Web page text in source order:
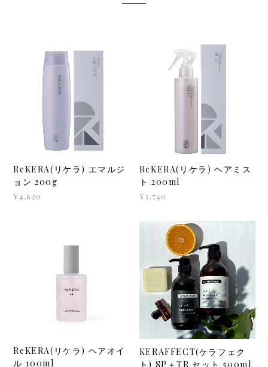
ReKERA(リケラ) エマルジ
ョン 200g
¥4,620
ReKERA(リケラ) ヘアミス
ト 200ml
¥3,740
ReKERA(リケラ) ヘアオイ
ル 100ml
KERAFFECT(ケラフェク
ト) SP＋TR セット 500ml